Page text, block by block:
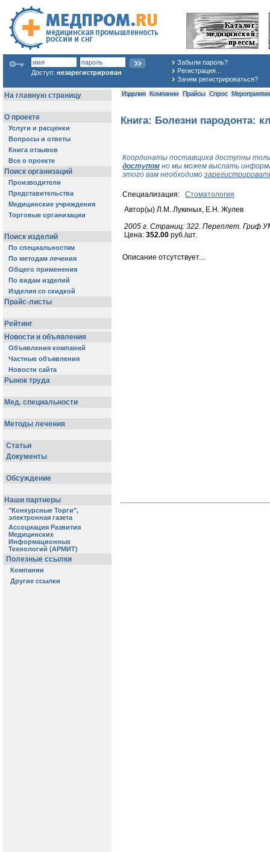
Доступ: незарегистрирован
Забыли пароль?
Регистрация...
Зачем регистрироваться?
Изделия Компании Прайсы Спрос Мероприятия
Книга: Болезни пародонта:
Координаты поставщика доступны
доступом но мы можем выслать
этого вам необходимо
Специализация: Стоматология
Автор(ы) Л.М. Лукиных, Е.Н. Жулев
2005 г. Cтраниц: 322. Переплет. Гриф
Цена: 352.00 руб./шт.
Описание отсутствует...